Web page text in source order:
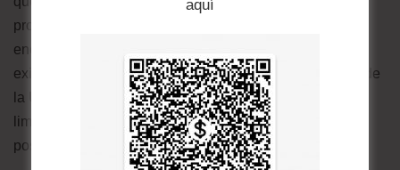
profesionales a pesar de adversidades (como el
encapsulamiento a causa de pandemia de Covid-19);
existen otras experiencias (del 45 % de los estudiantes de
la UMSA) que sintieron el peso determinante de las
limitaciones económicas, sociales y de salud, para su
postergación académica a pesar del empeño personal.
aquí